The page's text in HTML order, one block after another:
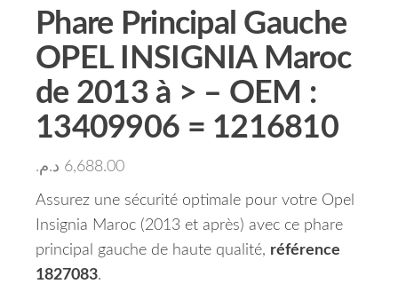
Phare Principal Gauche
OPEL INSIGNIA Maroc
de 2013 à > – OEM :
13409906 = 1216810
6,688.00 د.م.
Assurez une sécurité optimale pour votre Opel
Insignia Maroc (2013 et après) avec ce phare
principal gauche de haute qualité, référence
1827083.